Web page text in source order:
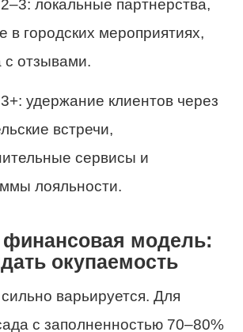
локальные партнерства,
в городских мероприятиях,
с отзывами.
удержание клиентов через
встречи,
сервисы и
лояльности.
финансовая модель:
окупаемость
варьируется. Для
с заполненностью 70–80%